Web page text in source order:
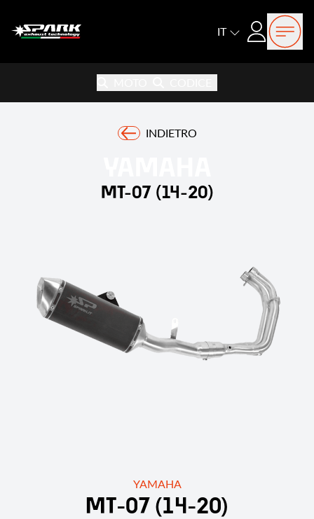
IT Login
INDIETRO
MT-07 (14-20)
YAMAHA
MT-07 (14-20)